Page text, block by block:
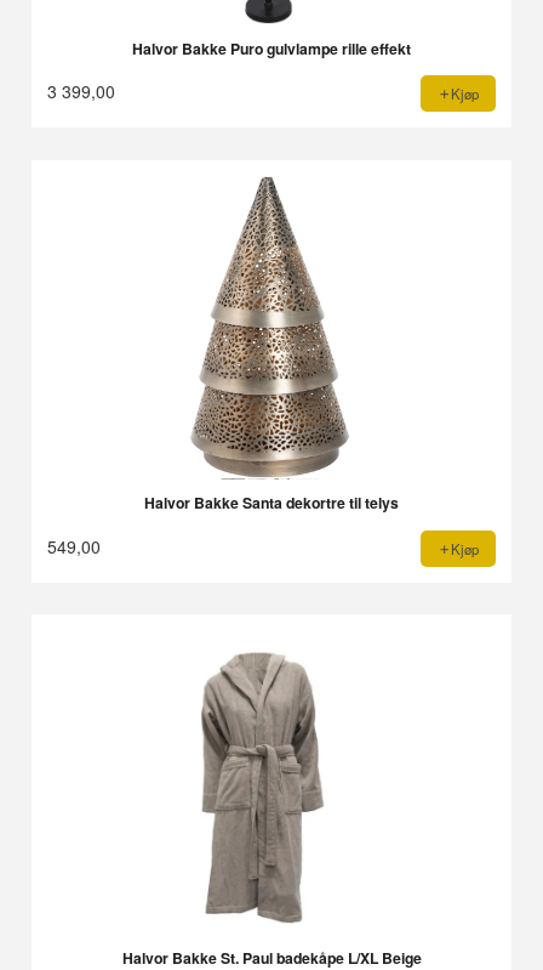
Halvor Bakke Puro gulvlampe rille effekt
3 399,00 Kjøp
Halvor Bakke Santa dekortre til telys
549,00 Kjøp
Halvor Bakke St. Paul badekåpe L/XL Beige